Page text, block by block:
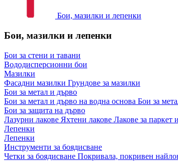
Бои, мазилки и лепенки
Бои, мазилки и лепенки
Бои за стени и тавани
Вододисперсионни бои
Мазилки
Фасадни мазилки Грундове за мазилки
Бои за метал и дърво
Бои за метал и дърво на водна основа Бои за
Бои за защита на дърво
Лазурни лакове Яхтени лакове Лакове за
Лепенки
Лепенки
Инструменти за боядисване
Четки за боядисване Покривала, покривен